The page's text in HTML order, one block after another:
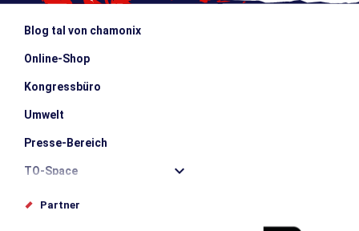
Blog tal von chamonix
Online-Shop
Kongressbüro
Umwelt
Presse-Bereich
TO-Space
Offices de tourisme
Partner